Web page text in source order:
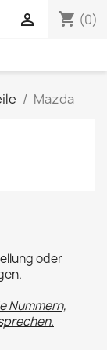
shopping_cart (0)

Mazda
oder
Nummern,